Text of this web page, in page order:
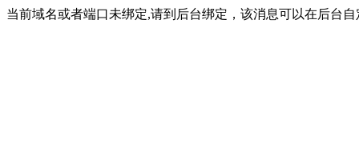
当前域名或者端口未绑定,请到后台绑定，该消息可以在后台自